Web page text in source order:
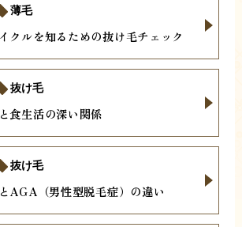
クルを知るための抜け毛チェック
薄毛
食生活の深い関係
抜け毛
AGA（男性型脱毛症）の違い
抜け毛